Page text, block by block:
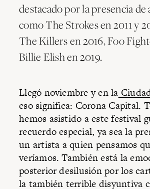
destacado por la presencia de
como The Strokes en 2011 y
The Killers en 2016, Foo
Billie Elish en 2019.
Llegó noviembre y en la
eso significa: Corona Capital.
hemos asistido a este festival
recuerdo especial, ya sea la
un artista a quien pensamos
veríamos. También está la
posterior desilusión por los
la también terrible disyuntiva